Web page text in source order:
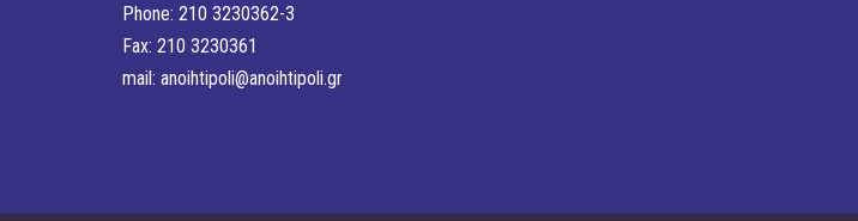
Phone: 210 3230362-3
Fax: 210 3230361
mail: anoihtipoli@anoihtipoli.gr